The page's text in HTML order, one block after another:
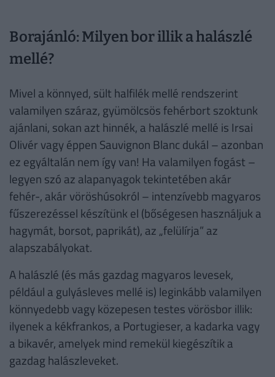
Borajánló: Milyen bor illik a halászlé
mellé?
Mivel a könnyed, sült halfilék mellé rendszerint
valamilyen száraz, gyümölcsös fehérbort szoktunk
ajánlani, sokan azt hinnék, a halászlé mellé is Irsai
Olivér vagy éppen Sauvignon Blanc dukál – azonban
ez egyáltalán nem így van! Ha valamilyen fogást –
legyen szó az alapanyagok tekintetében akár
fehér-, akár vöröshúsokról – intenzívebb magyaros
fűszerezéssel készítünk el (bőségesen használjuk a
hagymát, borsot, paprikát), az „felülírja” az
alapszabályokat.
A halászlé (és más gazdag magyaros levesek,
például a gulyásleves mellé is) leginkább valamilyen
könnyedebb vagy közepesen testes vörösbor illik:
ilyenek a kékfrankos, a Portugieser, a kadarka vagy
a bikavér, amelyek mind remekül kiegészítik a
gazdag halászleveket.